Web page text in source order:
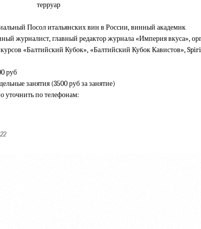
терруар
Посол итальянских вин в России, винный академик
журналист, главный редактор журнала «Империя вкуса»,
«Балтийский Кубок», «Балтийский Кубок Кавистов»,
руб
занятия (3500 руб за занятие)
уточнить по телефонам: